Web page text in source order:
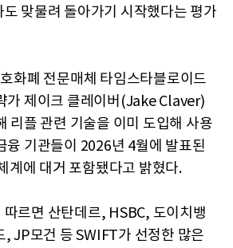
맞물려 돌아가기 시작했다는 평가
화폐 전문매체 타임스타블로이드
가 제이크 클레이버(Jake Claver)
리플 관련 기술을 이미 도입해 사용
융 기관들이 2026년 4월에 발표된
계에 대거 포함됐다고 밝혔다.
르면 산탄데르, HSBC, 도이치뱅
, JP모건 등 SWIFT가 선정한 많은